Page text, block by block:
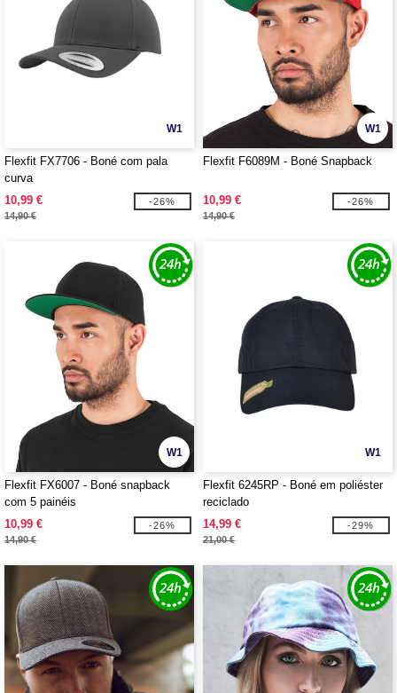
W1
Flexfit FX7706 - Boné com pala
curva
10,99 €
14,90 €
-26%
W1
Flexfit F6089M - Boné Snapback
10,99 €
14,90 €
-26%
W1
Flexfit FX6007 - Boné snapback
com 5 painéis
10,99 €
14,90 €
-26%
W1
Flexfit 6245RP - Boné em poliéster
reciclado
14,99 €
21,00 €
-29%